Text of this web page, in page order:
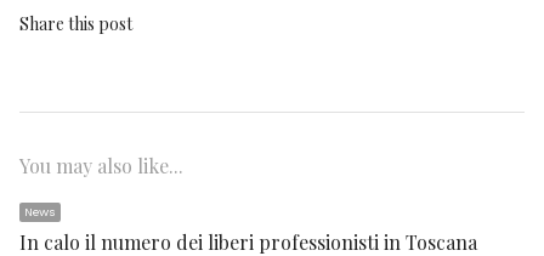
Share this post
You may also like...
News
In calo il numero dei liberi professionisti in Toscana